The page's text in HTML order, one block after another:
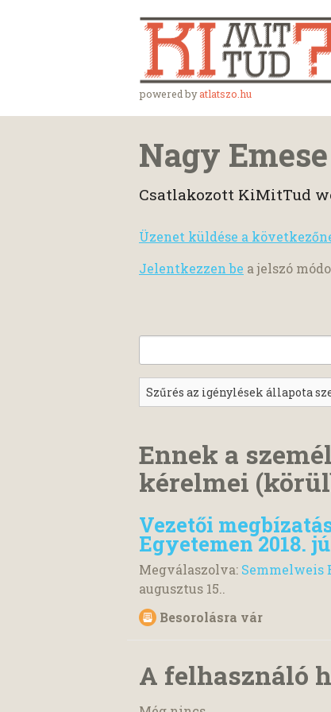
powered byatlatszo.hu
Nagy Emese
Csatlakozott KiMitTud
Üzenet küldése a
Jelentkezzen be a jelszó
Ennek a
kérelmei
Vezetői
Egyetemen 2018.
Megválaszolva: Semmelweis
augusztus 15..
Besorolásra vár
A felhasználó